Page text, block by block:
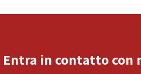
Entra in contatto con